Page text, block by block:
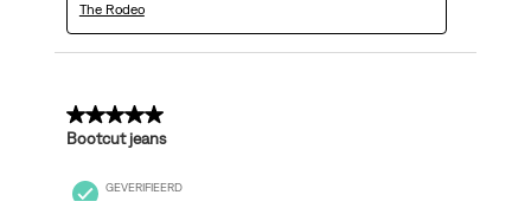
The Rodeo
5 van 5 sterren.
Bootcut jeans
GEVERIFIEERD